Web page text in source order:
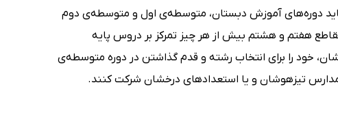
سیستم دانش‌آموزان باید دوره‌های آموزش دبستان، متوسطه‌ی اول و متوسطه‌ی دوم
هفتم و هشتم بیش از هر چیز تمرکز بر دروس پایه
خود را برای انتخاب رشته و قدم گذاشتن در دوره متوسطه‌ی
تیزهوشان و یا استعدادهای درخشان شرکت کنند.